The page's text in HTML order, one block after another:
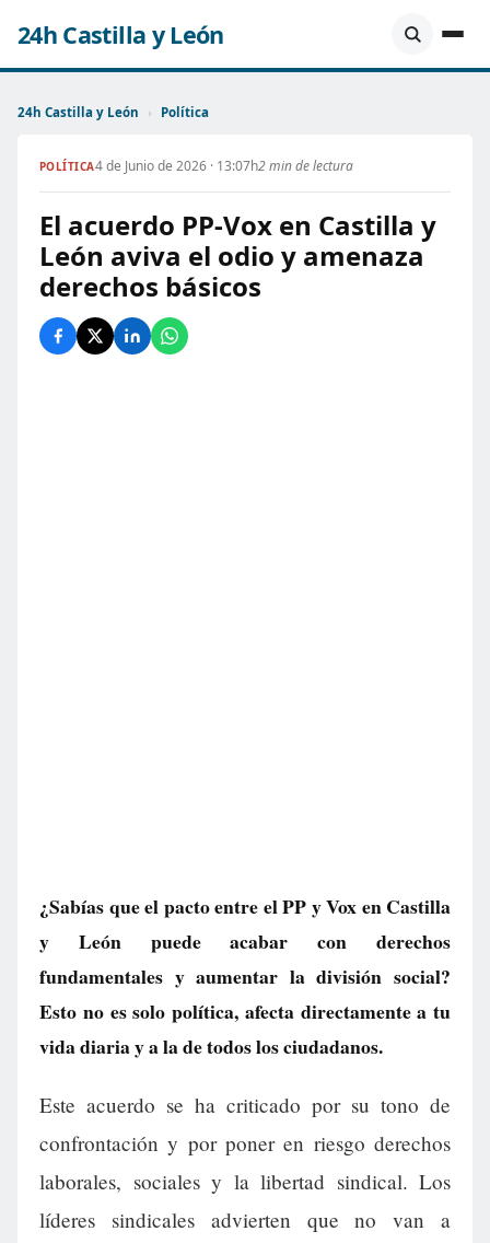
24h Castilla y León
24h Castilla y León › Política
POLÍTICA4 de Junio de 2026 · 13:07h2 min de lectura
El acuerdo PP-Vox en Castilla y
León aviva el odio y amenaza
derechos básicos
¿Sabías que el pacto entre el PP y Vox en Castilla
y León puede acabar con derechos
fundamentales y aumentar la división social?
Esto no es solo política, afecta directamente a tu
vida diaria y a la de todos los ciudadanos.
Este acuerdo se ha criticado por su tono de
confrontación y por poner en riesgo derechos
laborales, sociales y la libertad sindical. Los
líderes sindicales advierten que no van a